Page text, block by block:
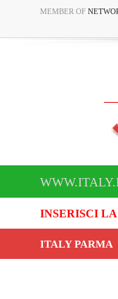
MEMBER OF
INSERISCI
ITALY PARMA